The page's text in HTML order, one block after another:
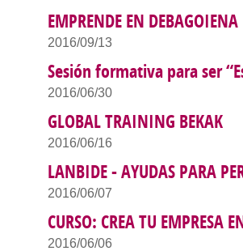
EMPRENDE EN DEBAGOIENA
2016/09/13
Sesión formativa para ser
2016/06/30
GLOBAL TRAINING BEKAK
2016/06/16
LANBIDE - AYUDAS PARA
2016/06/07
CURSO: CREA TU EMPRESA
2016/06/06